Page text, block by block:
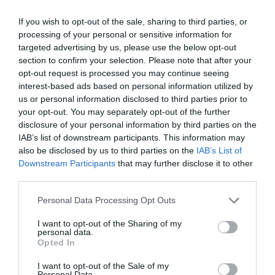
If you wish to opt-out of the sale, sharing to third parties, or
processing of your personal or sensitive information for
targeted advertising by us, please use the below opt-out
section to confirm your selection. Please note that after your
opt-out request is processed you may continue seeing
interest-based ads based on personal information utilized by
us or personal information disclosed to third parties prior to
your opt-out. You may separately opt-out of the further
disclosure of your personal information by third parties on the
IAB’s list of downstream participants. This information may
also be disclosed by us to third parties on the IAB’s List of
Downstream Participants that may further disclose it to other
Please note that this website/app uses one or more Google
not limited to your visit or usage behaviour. You may click to
grant or deny consent to Google and its third-party tags to
use your data for below specified purposes in below Google
consent section.
Personal Data Processing Opt Outs
I want to opt-out of the Sharing of my
personal data.
Opted In
I want to opt-out of the Sale of my
65'
OFFSIDE
ΑΛΕΞΑΝΤΕΡ ΓΕΡΕΜΕΓΕΦ
την μπάλα στο δοκάρι της Μπράουνσβαϊγκ, με τον
71'
ΑΛΛΑΓΗ
ΓΙΩΡΓΟΣ ΚΑΤΡΗΣ
Αλλαγή για τον Παναθηναϊκό. Στη θέση του Αράο, μπαίνει
ο Κάτρης.